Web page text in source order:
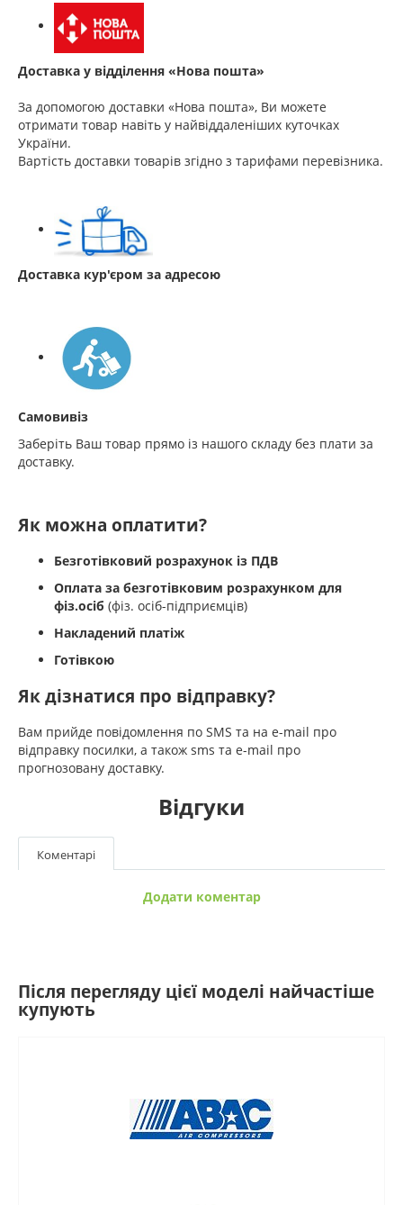
Доставка у відділення «Нова пошта»
За допомогою доставки «Нова пошта», Ви можете
отримати товар навіть у найвіддаленіших куточках
України.
Вартість доставки товарів згідно з тарифами перевізника.
Доставка кур'єром за адресою
Самовивіз
Заберіть Ваш товар прямо із нашого складу без плати за
доставку.
Як можна оплатити?
Безготівковий розрахунок із ПДВ
Оплата за безготівковим розрахунком для
фіз.осіб (фіз. осіб-підприємців)
Накладений платіж
Готівкою
Як дізнатися про відправку?
Вам прийде повідомлення по SMS та на e-mail про
відправку посилки, а також sms та e-mail про
прогнозовану доставку.
Відгуки
Коментарі
Додати коментар
Після перегляду цієї моделі найчастіше
купують